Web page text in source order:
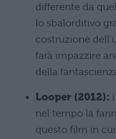
differente da
lo sbalorditivo
costruzione
farà impazzire
della
Looper (2012):
nel tempo la
questo film in